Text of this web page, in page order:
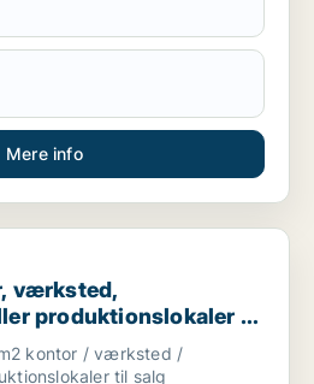
Mere info
erhvervsgrund eller
værksted,
produktionslokaler til
kontor / værksted /
til salg